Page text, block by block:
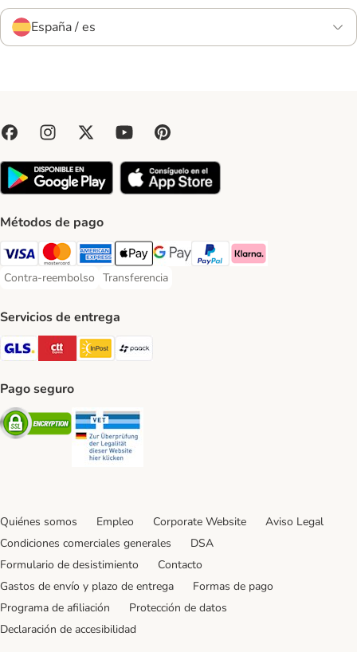
España / es
Métodos de pago
Visa Payment Method
Mastercard Payment Method
American Express Payment Method
Apple Pay Payment Method
Google Pay Payment Method
PayPal Payment Method
Klarna Payment Method
Contra-reembolso
Contra-reembolso Payment Method
Transferencia
Transferencia Payment Method
Servicios de entrega
GLS Shipping Method
CTTExpress Shipping Method
InPost Shipping Method
paack Shipping Method
Pago seguro
Security
Quiénes somos Empleo Corporate Website
Aviso Legal
Condiciones comerciales generales
DSA
Formulario de desistimiento
Contacto
Gastos de envío y plazo de entrega
Formas de pago
Programa de afiliación
Protección de datos
Declaración de accesibilidad